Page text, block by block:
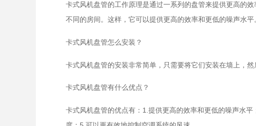
卡式风机盘管的工作原理是通过一系列的盘管来提供更高的
不同的房间。这样，它可以提供更高的效率和更低的噪声水平
卡式风机盘管怎么安装？
卡式风机盘管的安装非常简单，只需要将它们安装在墙上，
卡式风机盘管有什么优点？
卡式风机盘管的优点有：1.提供更高的效率和更低的噪声水